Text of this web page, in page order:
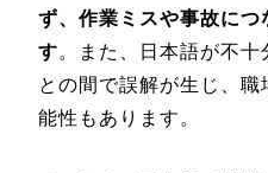
ず、作業ミスや事故につ
す。また、日本語が不
との間で誤解が生じ、
能性もあります。